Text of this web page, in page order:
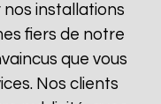
nos installations
fiers de notre
que vous
Nos clients